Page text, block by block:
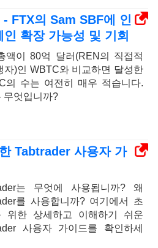
FTX의 Sam SBF에 인
확장 가능성 및 기회
액이 80억 달러(REN의 직접적
자)인 WBTC와 비교하면 달성한
의 수는 여전히 매우 적습니다.
무엇입니까?
Tabtrader 사용자 가
는 무엇에 사용됩니까? 왜
를 사용합니까? 여기에서 초
위한 상세하고 이해하기 쉬운
사용자 가이드를 확인하세